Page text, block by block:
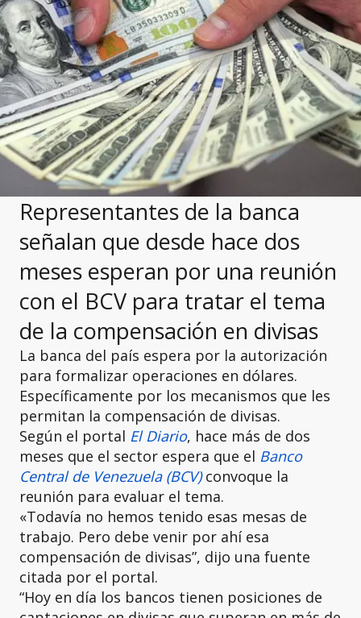
Representantes de la banca
señalan que desde hace dos
meses esperan por una reunión
con el BCV para tratar el tema
de la compensación en divisas
La banca del país espera por la autorización
para formalizar operaciones en dólares.
Específicamente por los mecanismos que les
permitan la compensación de divisas.
Según el portal El Diario, hace más de dos
meses que el sector espera que el Banco
Central de Venezuela (BCV)convoque la
reunión para evaluar el tema.
«Todavía no hemos tenido esas mesas de
trabajo. Pero debe venir por ahí esa
compensación de divisas”, dijo una fuente
citada por el portal.
“Hoy en día los bancos tienen posiciones de